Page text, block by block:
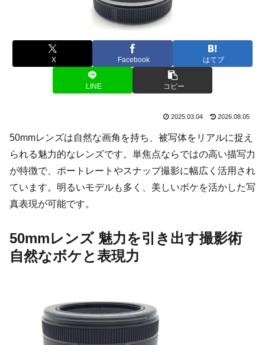
X Facebook はてブ
LINE コピー
2025.03.04 2026.08.05
50mmレンズは自然な画角を持ち、被写体をリアルに捉え
られる魅力的なレンズです。単焦点ならではの高い描写力
が特徴で、ポートレートやスナップ撮影に幅広く活用され
ています。明るいモデルも多く、美しいボケを活かした写
真表現が可能です。
50mmレンズ 魅力を引き出す撮影術
自然なボケと表現力